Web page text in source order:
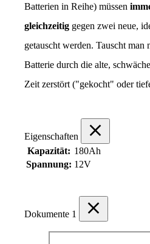
Batterien in Reihe) müssen
gleichzeitig gegen zwei neue,
getauscht werden. Tauscht man
Batterie durch die alte,
Zeit zerstört ("gekocht" oder
Eigenschaften
Kapazität: 180Ah
Spannung: 12V
Dokumente 1